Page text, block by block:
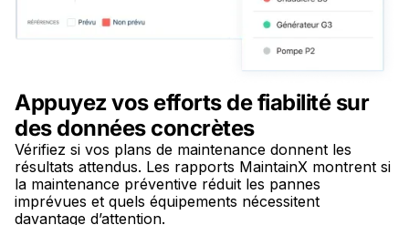
Appuyez vos efforts de fiabilité sur
des données concrètes
Vérifiez si vos plans de maintenance donnent les
résultats attendus. Les rapports MaintainX montrent si
la maintenance préventive réduit les pannes
imprévues et quels équipements nécessitent
davantage d’attention.